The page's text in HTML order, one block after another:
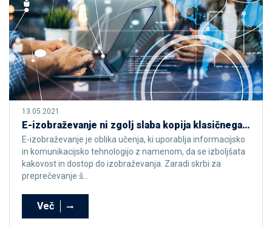
13.05.2021
E-izobraževanje ni zgolj slaba kopija klasičnega izobraževanja
E-izobraževanje je oblika učenja, ki uporablja informacijsko
in komunikacijsko tehnologijo z namenom, da se izboljšata
kakovost in dostop do izobraževanja. Zaradi skrbi za
preprečevanje š...
Več